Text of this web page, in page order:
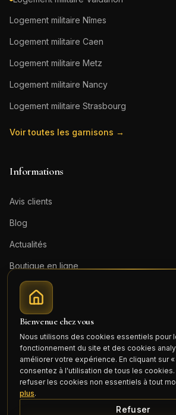
Logement militaire Nîmes
Logement militaire Caen
Logement militaire Metz
Logement militaire Nancy
Logement militaire Strasbourg
Voir toutes les garnisons →
Informations
Avis clients
Blog
Actualités
Boutique en ligne
Contact
Mentions légales
Connexion
Bienvenue chez vous
Nous utilisons des cookies essentiels pour
fonctionnement du site et des cookies
améliorer votre expérience. En cliquant sur
consentez à l'utilisation de tous les
refuser les cookies non essentiels à tout
plus.
Refuser